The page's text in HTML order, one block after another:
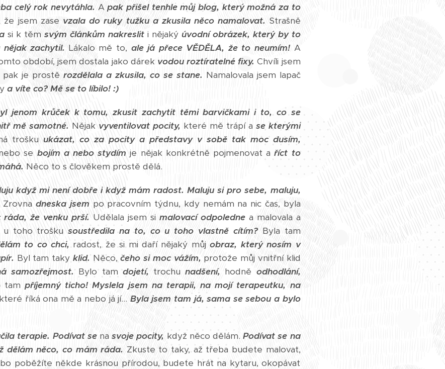
celý rok nevytáhla. A pak přišel tenhle můj blog, který možná za to
že jsem zase vzala do ruky tužku a zkusila něco namalovat. Strašně
si k těmsvým článkům nakresliti nějaký úvodní obrázek, který by to
zachytil. Lákalo mě to, ale já přece VĚDĚLA, že to neumím!A
období, jsem dostala jako dárek vodou roztíratelné fixy. Chvíli jsem
pak je prostěrozdělala a zkusila, co se stane. Namalovala jsem lapač
a víte co? Mě se to líbilo! :)
jenom krůček k tomu, zkusit zachytit těmi barvičkami i to, co se
mě samotné. Nějak vyventilovat pocity, které mě trápí a se kterými
trošku ukázat, co za pocity a představy v sobě tak moc dusím,
se bojím a nebo stydím je nějak konkrétně pojmenovat aříct to
Něco to s člověkem prostě dělá.
když mi není dobře i když mám radost. Maluju si pro sebe, maluju,
Zrovnadneska jsem po pracovním týdnu, kdy nemám na nic čas, byla
ráda, že venku prší. Udělala jsem si malovací odpolednea malovala a
u toho troškusoustředila na to, co u toho vlastně cítím? Byla tam
to co chci, radost, že si mi daří nějaký můjobraz, který nosím v
Byl tam taky klid. Něco,čeho si moc vážím, protože můj vnitřní klid
samozřejmost. Bylo tam dojetí, trochunadšení, hodně odhodlání,
tampříjemný ticho! Myslela jsem na terapii, na mojí terapeutku, na
které říká ona mě a nebo já jí... Byla jsem tam já, sama se sebou a bylo
terapie. Podívat senasvoje pocity, když něco dělám. Podívat se na
dělám něco, co mám ráda. Zkuste to taky, až třeba budete malovat,
poběžíte někde krásnou přírodou, budete hrát na kytaru, okopávat